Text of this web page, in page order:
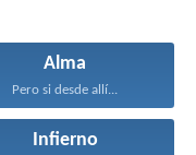
Alma
Pero si desde allí...
Infierno